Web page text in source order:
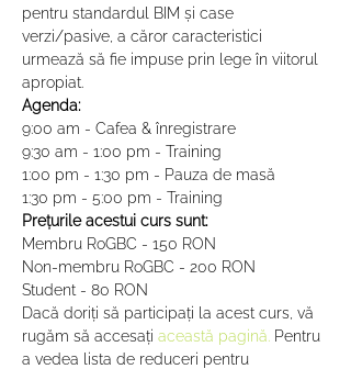
pentru standardul BIM și case
verzi/pasive, a căror caracteristici
urmează să fie impuse prin lege în viitorul
apropiat.
Agenda:
9:00 am - Cafea & înregistrare
9:30 am - 1:00 pm - Training
1:00 pm - 1:30 pm - Pauza de masă
1:30 pm - 5:00 pm - Training
Prețurile acestui curs sunt:
Membru RoGBC - 150 RON
Non-membru RoGBC - 200 RON
Student - 80 RON
Dacă doriți să participați la acest curs, vă
rugăm să accesați această pagină. Pentru
a vedea lista de reduceri pentru